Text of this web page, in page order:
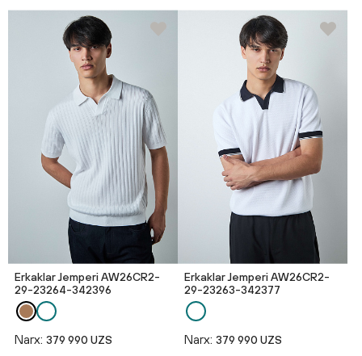
Erkaklar Jemperi AW26CR2-
29-23264-342396
Narx: 379 990 UZS
Erkaklar Jemperi AW26CR2-
29-23263-342377
Narx: 379 990 UZS